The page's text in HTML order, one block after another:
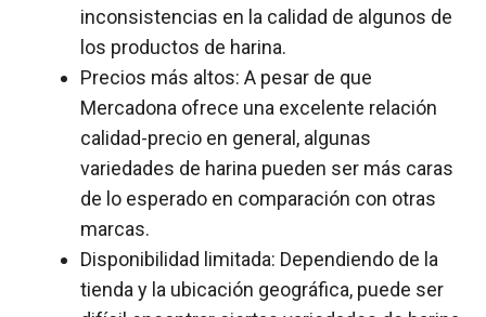
inconsistencias en la calidad de algunos de
los productos de harina.
Precios más altos: A pesar de que
Mercadona ofrece una excelente relación
calidad-precio en general, algunas
variedades de harina pueden ser más caras
de lo esperado en comparación con otras
marcas.
Disponibilidad limitada: Dependiendo de la
tienda y la ubicación geográfica, puede ser